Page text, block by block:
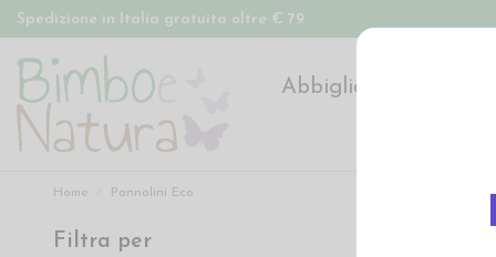
Spedizione in Italia gratuita oltre € 79
Abbigliamento
Home Pannolini Eco
Filtra per